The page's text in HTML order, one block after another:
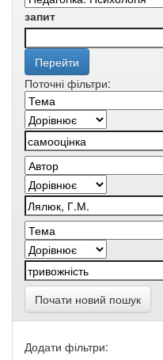
запит
Поточні фільтри:
Почати новий пошук
Додати фільтри: